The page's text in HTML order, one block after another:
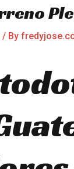
/ By